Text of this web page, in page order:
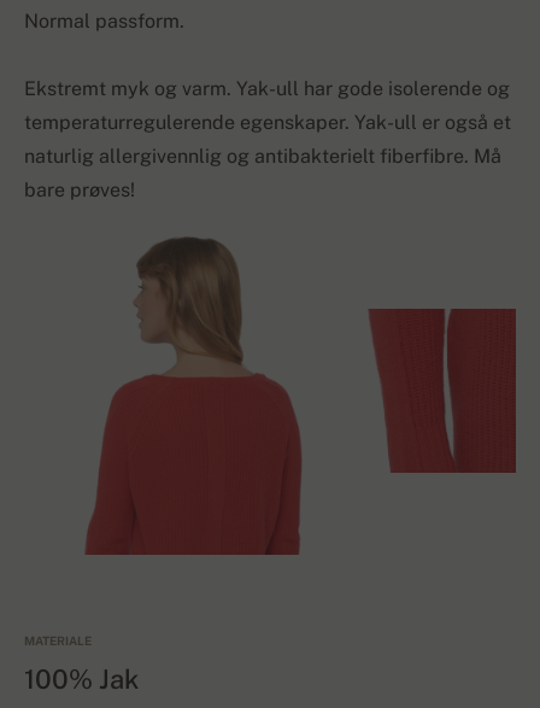
Normal passform.
Ekstremt myk og varm. Yak-ull har gode isolerende og
temperaturregulerende egenskaper. Yak-ull er også et
naturlig allergivennlig og antibakterielt fiberfibre. Må
bare prøves!
MATERIALE
100% Jak